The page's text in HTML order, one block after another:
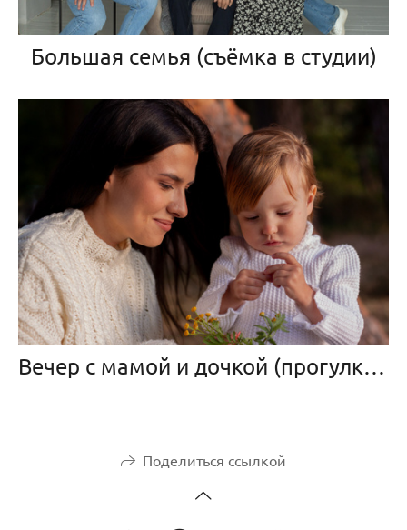
Большая семья (съёмка в студии)
Вечер с мамой и дочкой (прогулка на заливе)
Поделиться ссылкой